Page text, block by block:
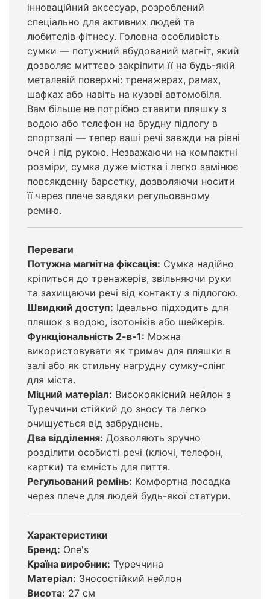
інноваційний аксесуар, розроблений
спеціально для активних людей та
любителів фітнесу. Головна особливість
сумки — потужний вбудований магніт, який
дозволяє миттєво закріпити її на будь-якій
металевій поверхні: тренажерах, рамах,
шафках або навіть на кузові автомобіля.
Вам більше не потрібно ставити пляшку з
водою або телефон на брудну підлогу в
спортзалі — тепер ваші речі завжди на рівні
очей і під рукою. Незважаючи на компактні
розміри, сумка дуже місткa і легко замінює
повсякденну барсетку, дозволяючи носити
її через плече завдяки регульованому
ремню.
Переваги
Потужна магнітна фіксація: Сумка надійно
кріпиться до тренажерів, звільняючи руки
та захищаючи речі від контакту з підлогою.
Швидкий доступ: Ідеально підходить для
пляшок з водою, ізотоніків або шейкерів.
Функціональність 2-в-1: Можна
використовувати як тримач для пляшки в
залі або як стильну нагрудну сумку-слінг
для міста.
Міцний матеріал: Високоякісний нейлон з
Туреччини стійкий до зносу та легко
очищується від забруднень.
Два відділення: Дозволяють зручно
розділити особисті речі (ключі, телефон,
картки) та ємність для пиття.
Регульований ремінь: Комфортна посадка
через плече для людей будь-якої статури.
Характеристики
Бренд: One's
Країна виробник: Туреччина
Матеріал: Зносостійкий нейлон
Висота: 27 см